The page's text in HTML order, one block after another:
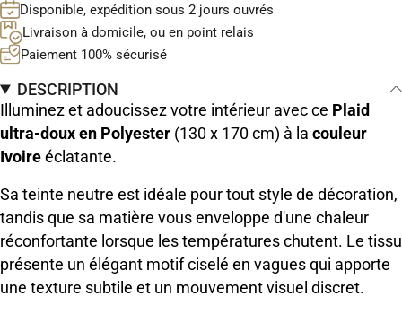
Disponible, expédition sous 2 jours ouvrés
Livraison à domicile, ou en point relais
Paiement 100% sécurisé
DESCRIPTION
Illuminez et adoucissez votre intérieur avec ce Plaid
ultra-doux en Polyester (130 x 170 cm) à la couleur
Ivoireéclatante.
Sa teinte neutre est idéale pour tout style de décoration,
tandis que sa matière vous enveloppe d'une chaleur
réconfortante lorsque les températures chutent. Le tissu
présente un élégant motif ciselé en vagues qui apporte
une texture subtile et un mouvement visuel discret.